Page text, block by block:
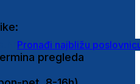
Pronađi najbližu
pregleda